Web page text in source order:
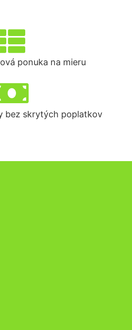
ponuka na mieru
bez skrytých poplatkov